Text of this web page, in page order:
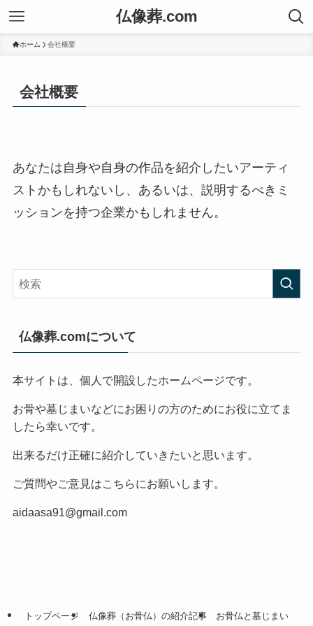
仏像葬.com
ホーム 会社概要
会社概要
あなたは自身や自身の作品を紹介したいアーティ
ストかもしれないし、あるいは、説明するべきミ
ッションを持つ企業かもしれません。
仏像葬.comについて
本サイトは、個人で開設したホームページです。
お骨や墓じまいなどにお困りの方のためにお役に立てま
したら幸いです。
出来るだけ正確に紹介していきたいと思います。
ご質問やご意見はこちらにお願いします。
aidaasa91@gmail.com
トップページ 仏像葬（お骨仏）の紹介記事 お骨仏と墓じまい